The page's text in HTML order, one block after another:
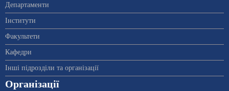
Департаменти
Інститути
Факультети
Кафедри
Інші підрозділи та організації
Організації